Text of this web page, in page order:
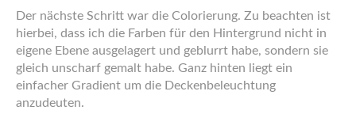
Der nächste Schritt war die Colorierung. Zu beachten ist
hierbei, dass ich die Farben für den Hintergrund nicht in
eigene Ebene ausgelagert und geblurrt habe, sondern sie
gleich unscharf gemalt habe. Ganz hinten liegt ein
einfacher Gradient um die Deckenbeleuchtung
anzudeuten.